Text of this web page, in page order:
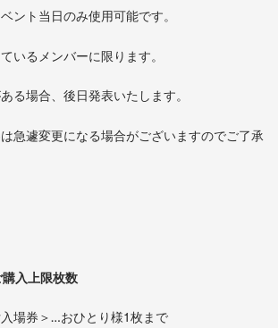
ント当日のみ使用可能です。
いるメンバーに限ります。
る場合、後日発表いたします。
急遽変更になる場合がございますのでご了承
入上限枚数
場券＞…おひとり様1枚まで